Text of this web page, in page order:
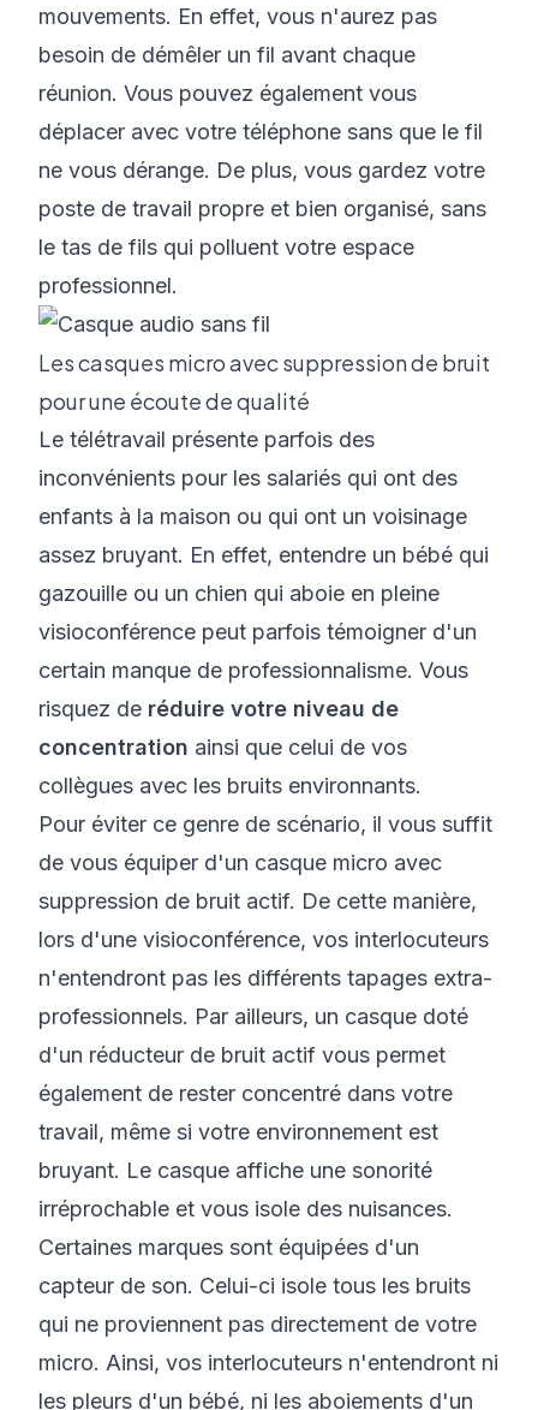
mouvements. En effet, vous n'aurez pas
besoin de démêler un fil avant chaque
réunion. Vous pouvez également vous
déplacer avec votre téléphone sans que le fil
ne vous dérange. De plus, vous gardez votre
poste de travail propre et bien organisé, sans
le tas de fils qui polluent votre espace
professionnel.
Les casques micro avec suppression de bruit
pour une écoute de qualité
Le télétravail présente parfois des
inconvénients pour les salariés qui ont des
enfants à la maison ou qui ont un voisinage
assez bruyant. En effet, entendre un bébé qui
gazouille ou un chien qui aboie en pleine
visioconférence peut parfois témoigner d'un
certain manque de professionnalisme. Vous
risquez de réduire votre niveau de
concentration ainsi que celui de vos
collègues avec les bruits environnants.
Pour éviter ce genre de scénario, il vous suffit
de vous équiper d'un casque micro avec
suppression de bruit actif. De cette manière,
lors d'une visioconférence, vos interlocuteurs
n'entendront pas les différents tapages extra-
professionnels. Par ailleurs, un casque doté
d'un réducteur de bruit actif vous permet
également de rester concentré dans votre
travail, même si votre environnement est
bruyant. Le casque affiche une sonorité
irréprochable et vous isole des nuisances.
Certaines marques sont équipées d'un
capteur de son. Celui-ci isole tous les bruits
qui ne proviennent pas directement de votre
micro. Ainsi, vos interlocuteurs n'entendront ni
les pleurs d'un bébé, ni les aboiements d'un